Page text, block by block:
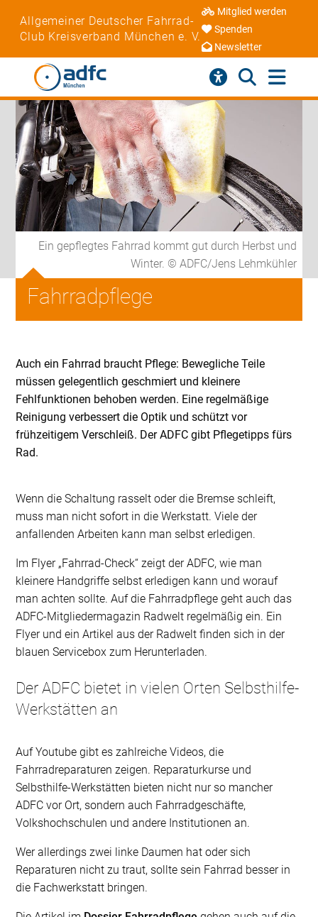
Allgemeiner Deutscher Fahrrad-
Club Kreisverband München e. V.
Mitglied werden
Spenden
Newsletter
Ein gepflegtes Fahrrad kommt gut durch Herbst und
Winter. © ADFC/Jens Lehmkühler
Fahrradpflege
Auch ein Fahrrad braucht Pflege: Bewegliche Teile
müssen gelegentlich geschmiert und kleinere
Fehlfunktionen behoben werden. Eine regelmäßige
Reinigung verbessert die Optik und schützt vor
frühzeitigem Verschleiß. Der ADFC gibt Pflegetipps fürs
Rad.
Wenn die Schaltung rasselt oder die Bremse schleift,
muss man nicht sofort in die Werkstatt. Viele der
anfallenden Arbeiten kann man selbst erledigen.
Im Flyer „Fahrrad-Check“ zeigt der ADFC, wie man
kleinere Handgriffe selbst erledigen kann und worauf
man achten sollte. Auf die Fahrradpflege geht auch das
ADFC-Mitgliedermagazin Radwelt regelmäßig ein. Ein
Flyer und ein Artikel aus der Radwelt finden sich in der
blauen Servicebox zum Herunterladen.
Der ADFC bietet in vielen Orten Selbsthilfe-
Werkstätten an
Auf Youtube gibt es zahlreiche Videos, die
Fahrradreparaturen zeigen. Reparaturkurse und
Selbsthilfe-Werkstätten bieten nicht nur so mancher
ADFC vor Ort, sondern auch Fahrradgeschäfte,
Volkshochschulen und andere Institutionen an.
Wer allerdings zwei linke Daumen hat oder sich
Reparaturen nicht zu traut, sollte sein Fahrrad besser in
die Fachwerkstatt bringen.